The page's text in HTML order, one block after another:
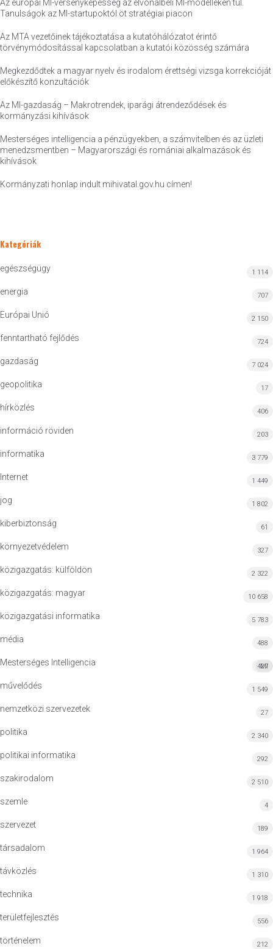
Az európai MI-versenyképesség az élvonalbeli MI-modelleken túl.
Tanulságok az MI-startupoktól öt stratégiai piacon
Az MTA vezetőinek tájékoztatása a kutatóhálózatot érintő
törvénymódosítással kapcsolatban a kutatói közösség számára
Megkezdődtek a magyar nyelv és irodalom érettségi vizsga korrekcióját
előkészítő konzultációk
Az MI-gazdaság – Makrotrendek, iparági átrendeződések és
kormányzási kihívások
Mesterséges intelligencia a pénzügyekben, a számvitelben és az üzleti
menedzsmentben – Magyarországi és romániai alkalmazások és
kihívások
Kormányzati honlap indult mihivatal.gov.hu címen!
Kategóriák
egészségügy 1 114
energia 707
Európai Unió 2 150
fenntartható fejlődés 724
gazdaság 7 024
geopolitika 17
hírközlés 406
információ röviden 203
informatika 3 779
Internet 1 449
jog 1 802
kiberbiztonság 61
környezetvédelem 327
közigazgatás: külföldön 2 322
közigazgatás: magyar 10 658
közigazgatási informatika 5 783
média 488
Mesterséges Intelligencia MI
427
művelődés 1 549
nemzetközi szervezetek 27
politika 2 340
politikai informatika 292
szakirodalom 2 510
szemle 4
szervezet 189
társadalom 1 964
távközlés 1 310
technika 1 918
területfejlesztés 556
történelem 212